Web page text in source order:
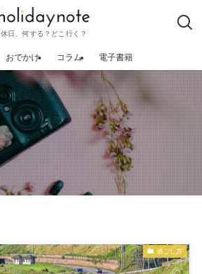
休日、何する？どこ行く？
おでかけ コラム 電子書籍
過ごし方